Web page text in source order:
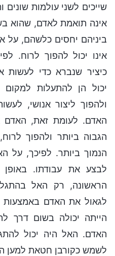
שייכים לשני עולמות
אינה תואמת לאדם, שהוא
ביניהם יחסים כלשהם,
אינו יכול להפוך לרוח.
כיציר שנברא כדי
יכול הן להתעלות למקום
ולהפוך ליצור אנושי,
האדם. לעומת זאת, האדם
הגבוה ביותר ולהפוך
הנמוך ביותר. לפיכך, על
לבצע את עבודתו.
הראשונה, רק האל
לגאול את האדם באמצעות
הייתה יכולה בשום דרך
האדם. האל היה יכול
לשמש כקורבן חטאת למען